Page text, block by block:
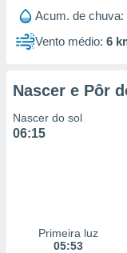
1199
Acum. de chuva:
Vento médio: 6
Nascer e Pôr
Nascer do sol
06:15
Primeira luz
05:53